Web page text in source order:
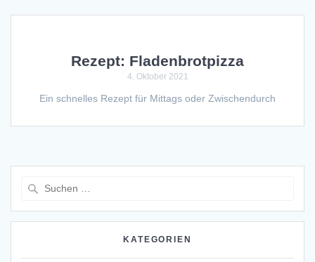
Rezept: Fladenbrotpizza
4. Oktober 2021
Ein schnelles Rezept für Mittags oder Zwischendurch
KATEGORIEN